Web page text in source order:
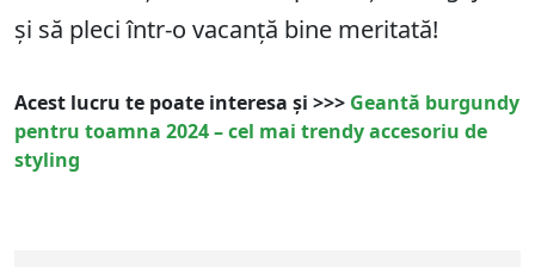
și să pleci într-o vacanță bine meritată!
Acest lucru te poate interesa și >>> Geantă burgundy
pentru toamna 2024 – cel mai trendy accesoriu de
styling